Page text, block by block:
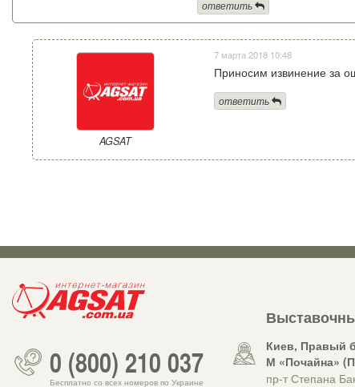
ответить
AGSAT
7 марта 2018 10:48
Приносим извинение за
ответить
0 (800) 210 037
Бесплатно со всех номеров по Украине
Киев, Правый
М «Почайна»
пр-т Степана